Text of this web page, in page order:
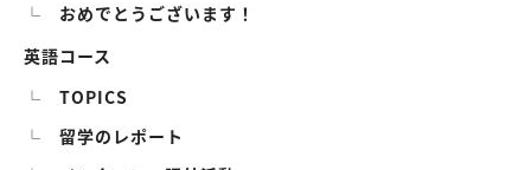
おめでとうございます！
英語コース
TOPICS
留学のレポート